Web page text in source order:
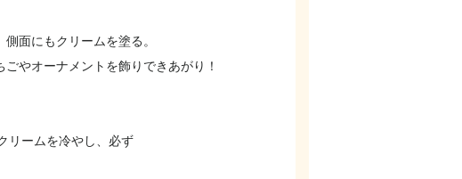
面にもクリームを塗る。
やオーナメントを飾りできあがり！
リームを冷やし、必ず